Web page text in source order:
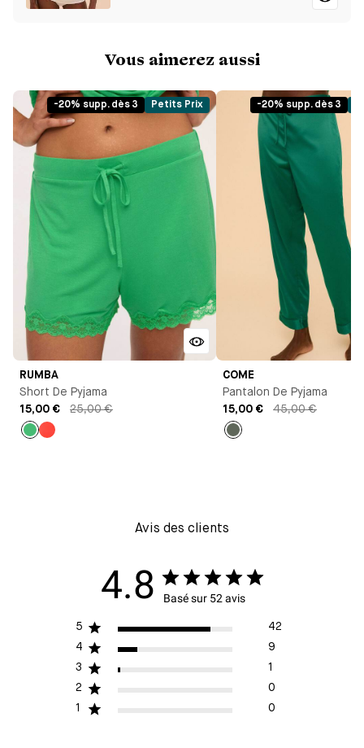
Vous aimerez aussi
-20% supp. dès 3 Petits Prix
RUMBA
Short De Pyjama
15,00 €
25,00 €
-20% supp. dès 3
COME
Pantalon De Pyjama
15,00 €
45,00 €
Avis des clients
4.8 Basé sur 52 avis
5
42
4
9
3
1
2
0
1
0